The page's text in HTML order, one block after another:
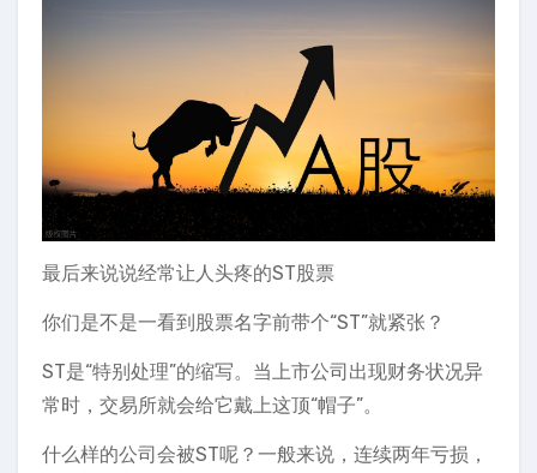
最后来说说经常让人头疼的ST股票
你们是不是一看到股票名字前带个“ST”就紧张？
ST是“特别处理”的缩写。当上市公司出现财务状况异
常时，交易所就会给它戴上这顶“帽子”。
什么样的公司会被ST呢？一般来说，连续两年亏损，